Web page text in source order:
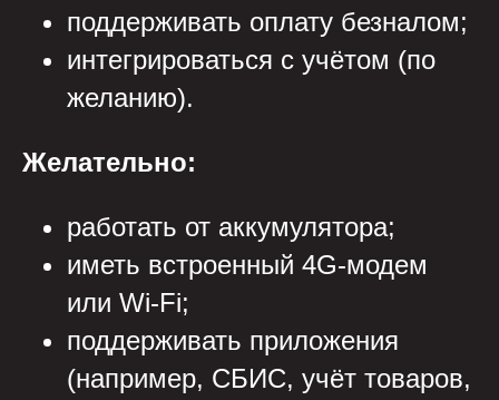
поддерживать оплату безналом;
интегрироваться с учётом (по
желанию).
Желательно:
работать от аккумулятора;
иметь встроенный 4G-модем
или Wi-Fi;
поддерживать приложения
(например, СБИС, учёт товаров,